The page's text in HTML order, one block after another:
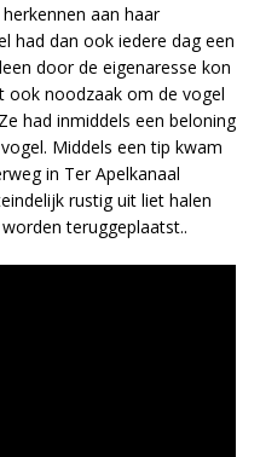
aan haar
had dan ook iedere dag een
door de eigenaresse kon
ook noodzaak om de vogel
had inmiddels een beloning
Middels een tip kwam
in Ter Apelkanaal
rustig uit liet halen
teruggeplaatst..